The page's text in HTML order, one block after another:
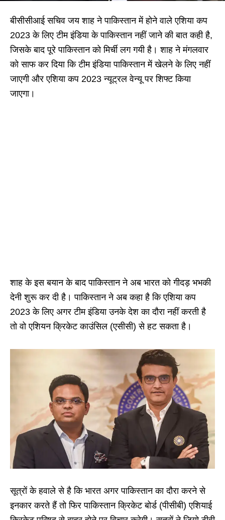
बीसीसीआई सचिव जय शाह ने पाकिस्तान में होने वाले एशिया कप
2023 के लिए टीम इंडिया के पाकिस्तान नहीं जाने की बात कही है,
जिसके बाद पूरे पाकिस्तान को मिर्ची लग गयी है। शाह ने मंगलवार
को साफ कर दिया कि टीम इंडिया पाकिस्तान में खेलने के लिए नहीं
जाएगी और एशिया कप 2023 न्यूट्रल वेन्यू पर शिफ्ट किया
जाएगा।
शाह के इस बयान के बाद पाकिस्तान ने अब भारत को गीदड़ भभकी
देनी शुरू कर दी है। पाकिस्तान ने अब कहा है कि एशिया कप
2023 के लिए अगर टीम इंडिया उनके देश का दौरा नहीं करती है
तो वो एशियन क्रिकेट काउंसिल (एसीसी) से हट सकता है।
सूत्रों के हवाले से है कि भारत अगर पाकिस्तान का दौरा करने से
इनकार करते हैं तो फिर पाकिस्तान क्रिकेट बोर्ड (पीसीबी) एशियाई